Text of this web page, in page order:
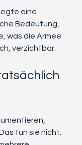
eine
Bedeutung,
was die Armee
verzichtbar.
tun sie nicht.